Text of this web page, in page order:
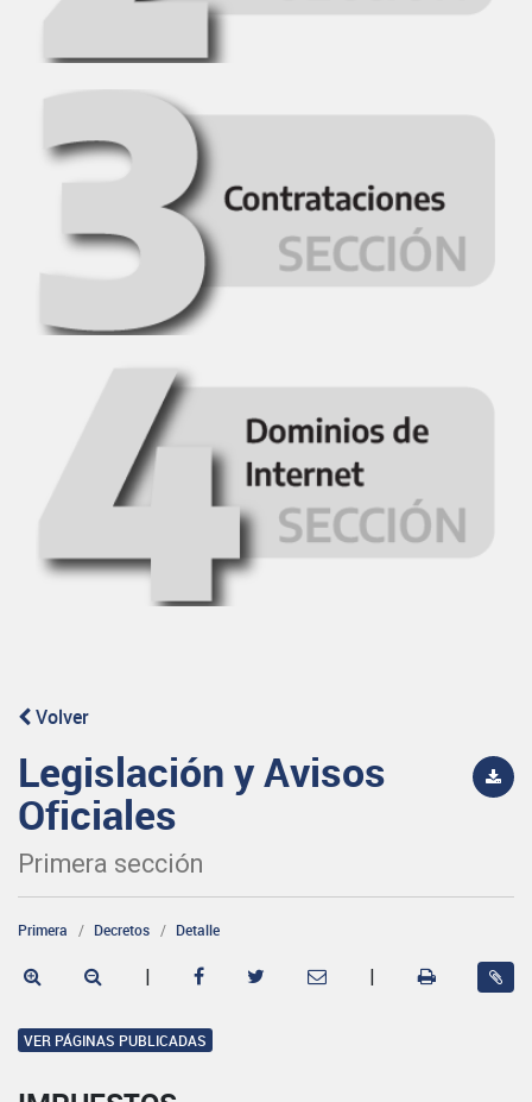
Volver
Legislación y Avisos
Oficiales
Primera sección
Primera Decretos Detalle
| |
VER PÁGINAS PUBLICADAS